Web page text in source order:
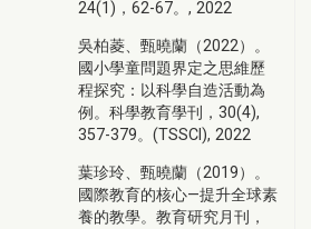
24(1)，62-67。, 2022
吳柏菱、甄曉蘭（2022）。
國小學童問題界定之思維歷
程探究：以科學自造活動為
例。科學教育學刊，30(4),
357-379。(TSSCI), 2022
葉珍玲、甄曉蘭（2019）。
國際教育的核心—提升全球素
養的教學。教育研究月刊，